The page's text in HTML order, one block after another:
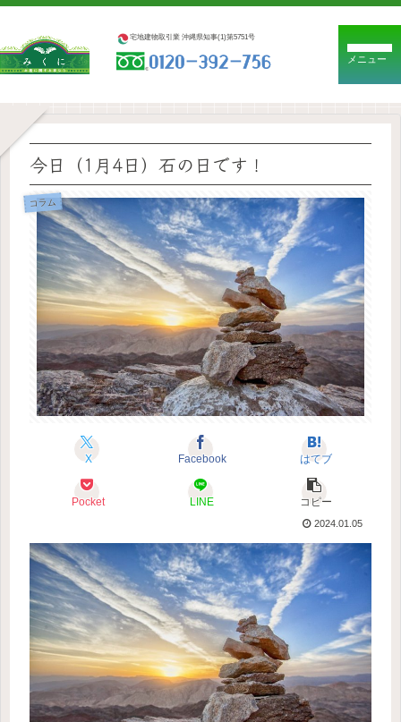
宅地建物取引業 沖縄県知事(1)第5751号
メニュー
今日（1月4日）石の日です！
コラム
X Facebook はてブ
Pocket LINE コピー
2024.01.05